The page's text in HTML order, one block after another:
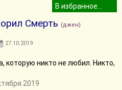
Смерть (джен)
27.10.2019
которую никто не любил. Никто,
2019